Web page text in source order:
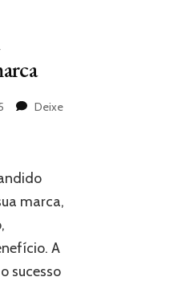
Deixe
marca,
A
sucesso